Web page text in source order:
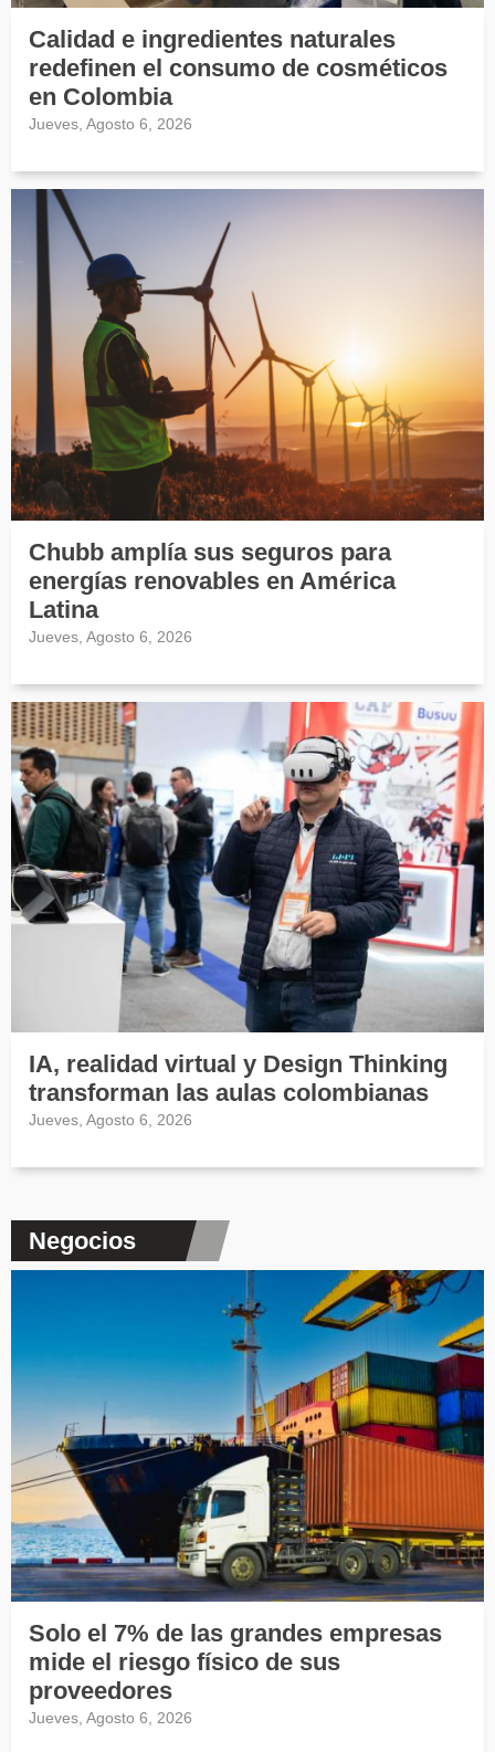
Calidad e ingredientes naturales
redefinen el consumo de cosméticos
en Colombia
Jueves, Agosto 6, 2026
Chubb amplía sus seguros para
energías renovables en América
Latina
Jueves, Agosto 6, 2026
IA, realidad virtual y Design Thinking
transforman las aulas colombianas
Jueves, Agosto 6, 2026
Negocios
Solo el 7% de las grandes empresas
mide el riesgo físico de sus
proveedores
Jueves, Agosto 6, 2026